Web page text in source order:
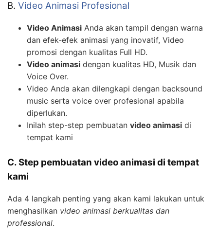
B. Video Animasi Profesional
Video Animasi Anda akan tampil dengan warna
dan efek-efek animasi yang inovatif, Video
promosi dengan kualitas Full HD.
Video animasi dengan kualitas HD, Musik dan
Voice Over.
Video Anda akan dilengkapi dengan backsound
music serta voice over profesional apabila
diperlukan.
Inilah step-step pembuatan video animasi di
tempat kami
C. Step pembuatan video animasi di tempat
kami
Ada 4 langkah penting yang akan kami lakukan untuk
menghasilkan video animasi berkualitas dan
professional.